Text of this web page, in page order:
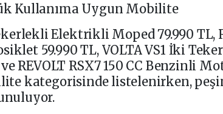
Kullanıma Uygun Mobilite
Elektrikli Moped 79.990 TL,
59.990 TL, VOLTA VS1 İki
REVOLT RSX7 150 CC Benzinli
kategorisinde listelenirken,